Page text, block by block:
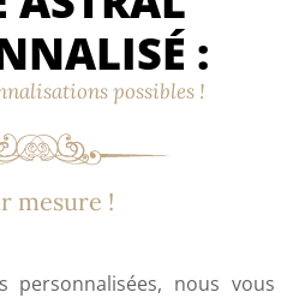
:
possibles !
mesure !
personnalisées, nous vous